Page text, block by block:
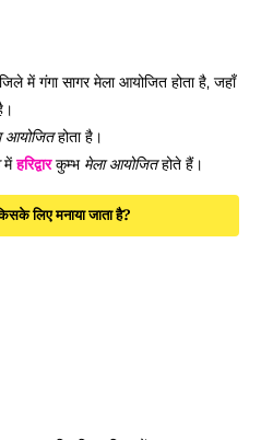
में गंगा सागर मेला आयोजित होता है, जहाँ
आयोजितहोता है।
मेंहरिद्वारकुम्भ मेला आयोजितहोते हैं।
लिए मनाया जाता है?